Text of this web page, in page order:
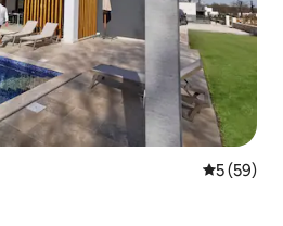
5 (59)